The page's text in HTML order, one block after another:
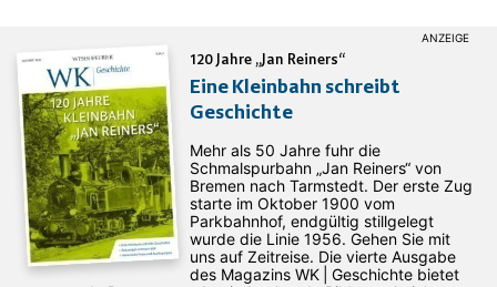
120 Jahre „Jan Reiners“
Eine Kleinbahn schreibt
Geschichte
Mehr als 50 Jahre fuhr die
Schmalspurbahn „Jan ­Reiners“ von
Bremen nach Tarmstedt. Der erste Zug
starte im Oktober 1900 vom
Parkbahnhof, endgültig stillgelegt
wurde die Linie 1956. Gehen Sie mit
uns auf Zeitreise. Die vierte Ausgabe
des ­Magazins WK | Geschichte bietet